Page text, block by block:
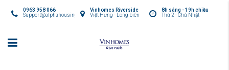
8h sáng - 19h chiều
Thứ 2 - Chủ Nhật
Vinhomes Riverside
Việt Hưng - Long biên
0963 958 066
Support@alphahousing.vn